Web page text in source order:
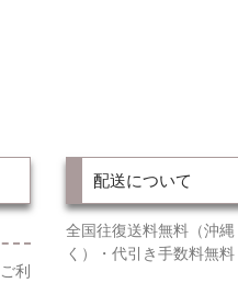
利
配送について
全国往復送料無料（沖
く）・代引き手数料無料